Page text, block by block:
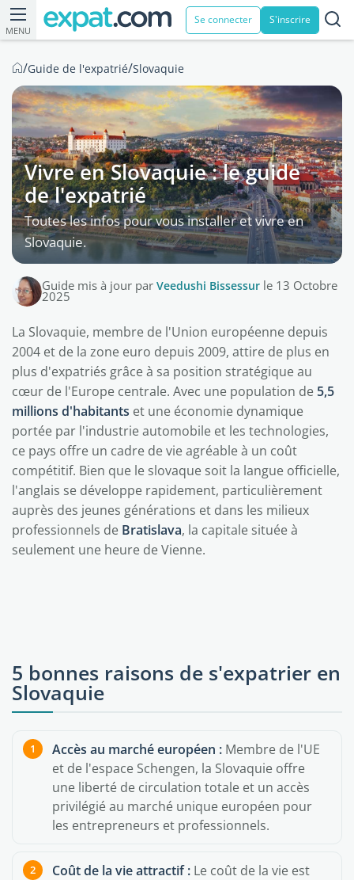
MENU
Se connecter S'inscrire
/Guide de l'expatrié/Slovaquie
Vivre en Slovaquie : le guide
de l'expatrié
Toutes les infos pour vous installer et vivre en
Slovaquie.
Guide mis à jour par Veedushi Bissessur le 13 Octobre
2025
La Slovaquie, membre de l'Union européenne depuis
2004 et de la zone euro depuis 2009, attire de plus en
plus d'expatriés grâce à sa position stratégique au
cœur de l'Europe centrale. Avec une population de 5,5
millions d'habitants et une économie dynamique
portée par l'industrie automobile et les technologies,
ce pays offre un cadre de vie agréable à un coût
compétitif. Bien que le slovaque soit la langue officielle,
l'anglais se développe rapidement, particulièrement
auprès des jeunes générations et dans les milieux
professionnels de Bratislava, la capitale située à
seulement une heure de Vienne.
5 bonnes raisons de s'expatrier en
Slovaquie
Accès au marché européen : Membre de l'UE
et de l'espace Schengen, la Slovaquie offre
une liberté de circulation totale et un accès
privilégié au marché unique européen pour
les entrepreneurs et professionnels.
Coût de la vie attractif : Le coût de la vie est